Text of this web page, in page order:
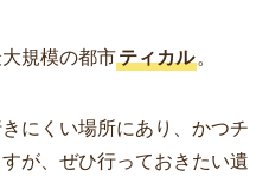
規模の都市ティカル。
にくい場所にあり、かつチ
が、ぜひ行っておきたい遺